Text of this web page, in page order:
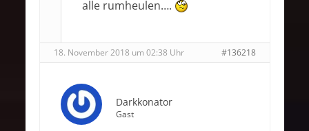
alle rumheulen….
18. November 2018 um 02:38 Uhr #136218
Darkkonator
Gast